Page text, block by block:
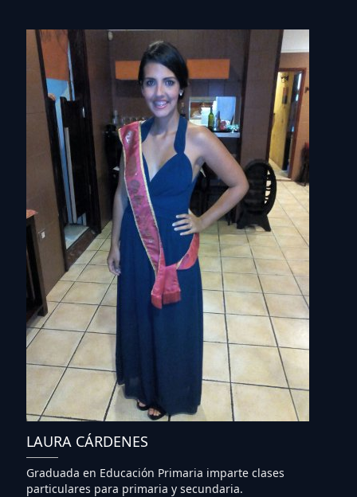
LAURA CÁRDENES
Graduada en Educación Primaria imparte clases
particulares para primaria y secundaria.